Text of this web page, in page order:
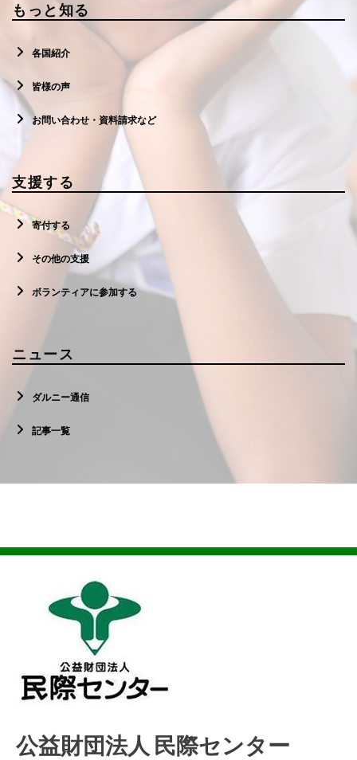
もっと知る
各国紹介
皆様の声
お問い合わせ・資料請求など
支援する
寄付する
その他の支援
ボランティアに参加する
ニュース
ダルニー通信
記事一覧
公益財団法人 民際センター